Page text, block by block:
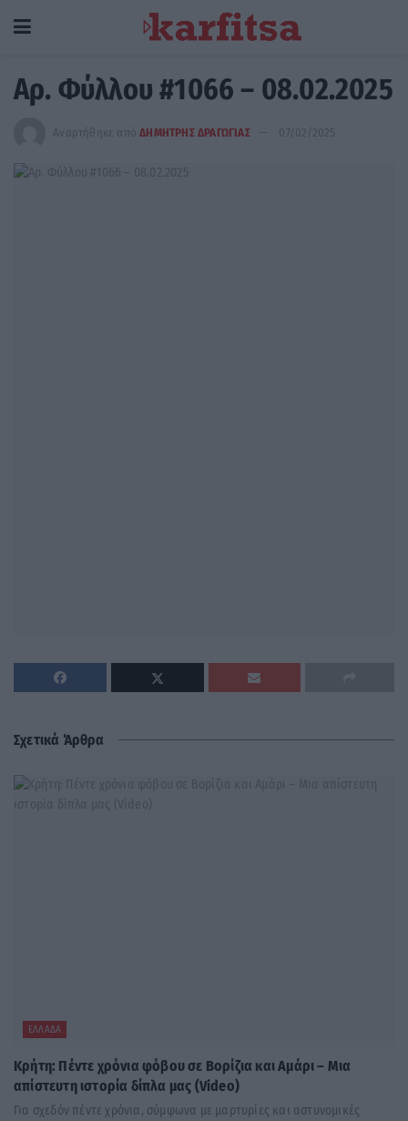
Αρ. Φύλλου #1066 – 08.02.2025
Αναρτήθηκε από ΔΗΜΗΤΡΗΣ ΔΡΑΓΩΓΙΑΣ 07/02/2025
Σχετικά Άρθρα
ΕΛΛΆΔΑ
Κρήτη: Πέντε χρόνια φόβου σε Βορίζια και Αμάρι – Μια
απίστευτη ιστορία δίπλα μας (Video)
Για σχεδόν πέντε χρόνια, σύμφωνα με μαρτυρίες και αστυνομικές